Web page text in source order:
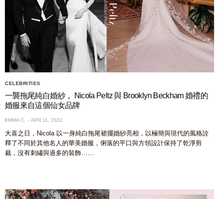
CELEBRITIES
一襲拖尾純白婚紗， Nicola Peltz 與 Brooklyn Beckham 婚禮的
婚服來自這個仙女品牌
EMMA C. APR 11, 2022
大喜之日，Nicola 以一身純白拖尾裙擺婚紗亮相，以極簡與現代的風格詮
釋了不同於其他名人的華美婚服，俐落的平口與方領設計保持了乾淨剪
裁，沒有刺繡與過多的裝飾……